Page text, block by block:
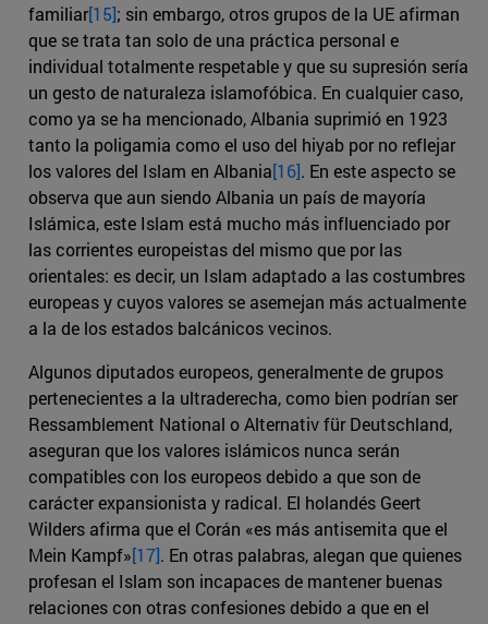
familiar[15]; sin embargo, otros grupos de la UE afirman
que se trata tan solo de una práctica personal e
individual totalmente respetable y que su supresión sería
un gesto de naturaleza islamofóbica. En cualquier caso,
como ya se ha mencionado, Albania suprimió en 1923
tanto la poligamia como el uso del hiyab por no reflejar
los valores del Islam en Albania[16]. En este aspecto se
observa que aun siendo Albania un país de mayoría
Islámica, este Islam está mucho más influenciado por
las corrientes europeistas del mismo que por las
orientales: es decir, un Islam adaptado a las costumbres
europeas y cuyos valores se asemejan más actualmente
a la de los estados balcánicos vecinos.
Algunos diputados europeos, generalmente de grupos
pertenecientes a la ultraderecha, como bien podrían ser
Ressamblement National o Alternativ für Deutschland,
aseguran que los valores islámicos nunca serán
compatibles con los europeos debido a que son de
carácter expansionista y radical. El holandés Geert
Wilders afirma que el Corán «es más antisemita que el
Mein Kampf»[17]. En otras palabras, alegan que quienes
profesan el Islam son incapaces de mantener buenas
relaciones con otras confesiones debido a que en el